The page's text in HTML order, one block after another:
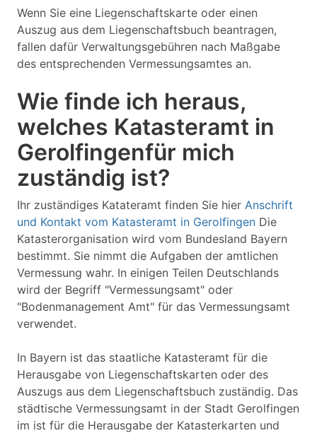
Wenn Sie eine Liegenschaftskarte oder einen
Auszug aus dem Liegenschaftsbuch beantragen,
fallen dafür Verwaltungsgebühren nach Maßgabe
des entsprechenden Vermessungsamtes an.
Wie finde ich heraus,
welches Katasteramt in
Gerolfingenfür mich
zuständig ist?
Ihr zuständiges Katateramt finden Sie hier Anschrift
und Kontakt vom Katasteramt in Gerolfingen Die
Katasterorganisation wird vom Bundesland Bayern
bestimmt. Sie nimmt die Aufgaben der amtlichen
Vermessung wahr. In einigen Teilen Deutschlands
wird der Begriff "Vermessungsamt" oder
"Bodenmanagement Amt" für das Vermessungsamt
verwendet.
In Bayern ist das staatliche Katasteramt für die
Herausgabe von Liegenschaftskarten oder des
Auszugs aus dem Liegenschaftsbuch zuständig. Das
städtische Vermessungsamt in der Stadt Gerolfingen
im ist für die Herausgabe der Katasterkarten und